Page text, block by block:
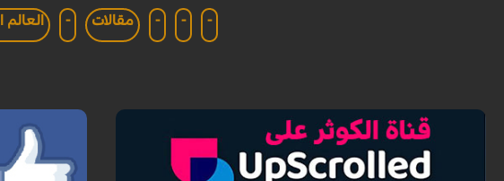
-
-
- مقالات - العالم